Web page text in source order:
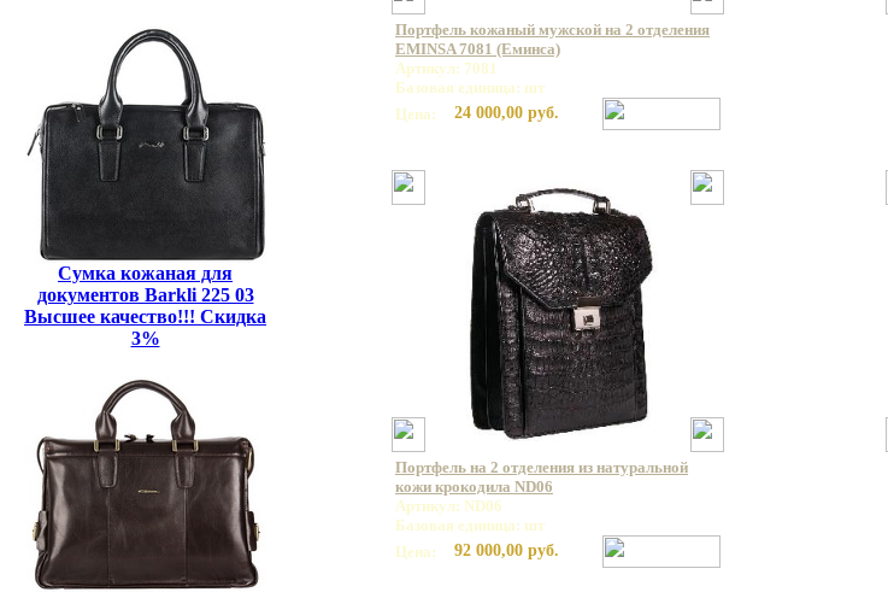
Сумка кожаная для
документов Barkli 225 03
Высшее качество!!! Скидка
3%
Портфель кожаный мужской на 2 отделения
EMINSA 7081 (Еминса)
Артикул: 7081
Базовая единица: шт
Цена:
24 000,00 руб.
Портфель на 2 отделения из натуральной
кожи крокодила ND06
Артикул: ND06
Базовая единица: шт
Цена:
92 000,00 руб.